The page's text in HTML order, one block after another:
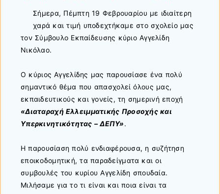
Σήμερα, Πέμπτη 19 Φεβρουαρίου με ιδιαίτερη
χαρά και τιμή υποδεχτήκαμε στο σχολείο μας
τον Σύμβουλο Εκπαίδευσης κύριο Αγγελίδη
Νικόλαο.
Ο κύριος Αγγελίδης μας παρουσίασε ένα πολύ
σημαντικό θέμα που απασχολεί όλους μας,
εκπαιδευτικούς και γονείς, τη σημερινή εποχή
«Διαταραχή Ελλειμματικής Προσοχής και
Υπερκινητικότητας – ΔΕΠΥ».
Η παρουσίαση πολύ ενδιαφέρουσα, η συζήτηση
εποικοδομητική, τα παραδείγματα και οι
συμβουλές του κυρίου Αγγελίδη σπουδαία.
Μιλήσαμε για το τι είναι και ποια είναι τα